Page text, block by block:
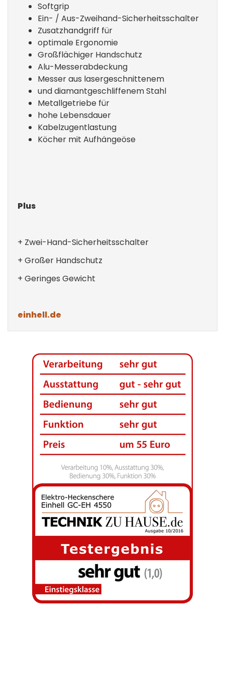
Softgrip
Ein- / Aus-Zweihand-Sicherheitsschalter
Zusatzhandgriff für
optimale Ergonomie
Großflächiger Handschutz
Alu-Messerabdeckung
Messer aus lasergeschnittenem
und diamantgeschliffenem Stahl
Metallgetriebe für
hohe Lebensdauer
Kabelzugentlastung
Köcher mit Aufhängeöse
Plus
+ Zwei-Hand-Sicherheits­schalter
+ Großer Handschutz
+ Geringes Gewicht
einhell.de